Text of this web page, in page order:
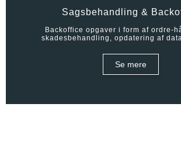
Sagsbehandling &
Backoffice opgaver i form af ordre-
skadesbehandling, opdatering af
Se mere